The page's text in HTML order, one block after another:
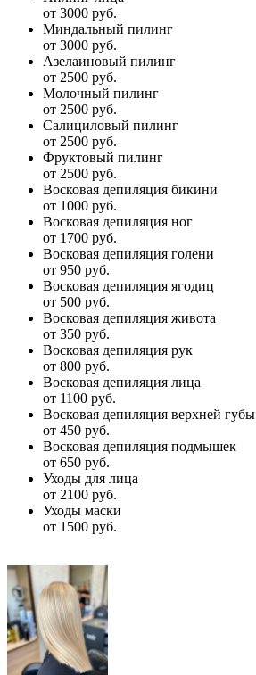
от 3000 руб.
Миндальный пилинг
от 3000 руб.
Азелаиновый пилинг
от 2500 руб.
Молочный пилинг
от 2500 руб.
Салициловый пилинг
от 2500 руб.
Фруктовый пилинг
от 2500 руб.
Восковая депиляция бикини
от 1000 руб.
Восковая депиляция ног
от 1700 руб.
Восковая депиляция голени
от 950 руб.
Восковая депиляция ягодиц
от 500 руб.
Восковая депиляция живота
от 350 руб.
Восковая депиляция рук
от 800 руб.
Восковая депиляция лица
от 1100 руб.
Восковая депиляция верхней губы
от 450 руб.
Восковая депиляция подмышек
от 650 руб.
Уходы для лица
от 2100 руб.
Уходы маски
от 1500 руб.